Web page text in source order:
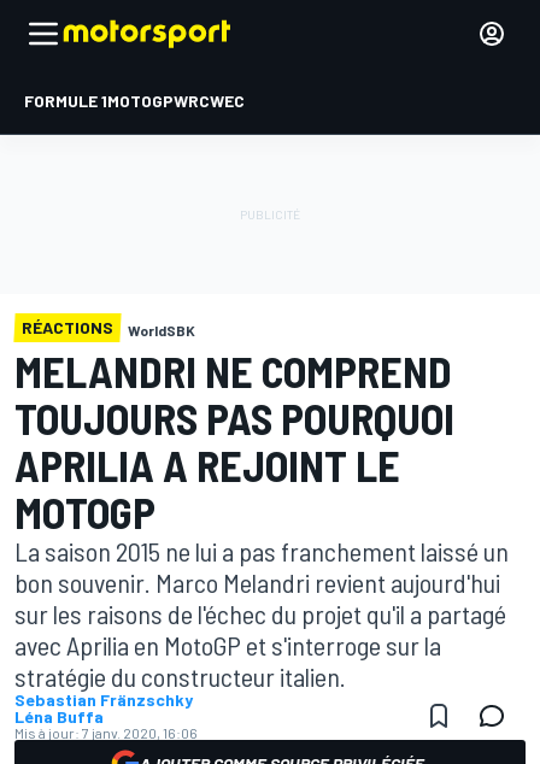
FORMULE 1MOTOGPWRCWEC
RÉACTIONS WorldSBK
MELANDRI NE COMPREND
TOUJOURS PAS POURQUOI
APRILIA A REJOINT LE
MOTOGP
La saison 2015 ne lui a pas franchement laissé un
bon souvenir. Marco Melandri revient aujourd'hui
sur les raisons de l'échec du projet qu'il a partagé
avec Aprilia en MotoGP et s'interroge sur la
stratégie du constructeur italien.
Sebastian Fränzschky
Léna Buffa
Mis à jour: 7 janv. 2020, 16:06